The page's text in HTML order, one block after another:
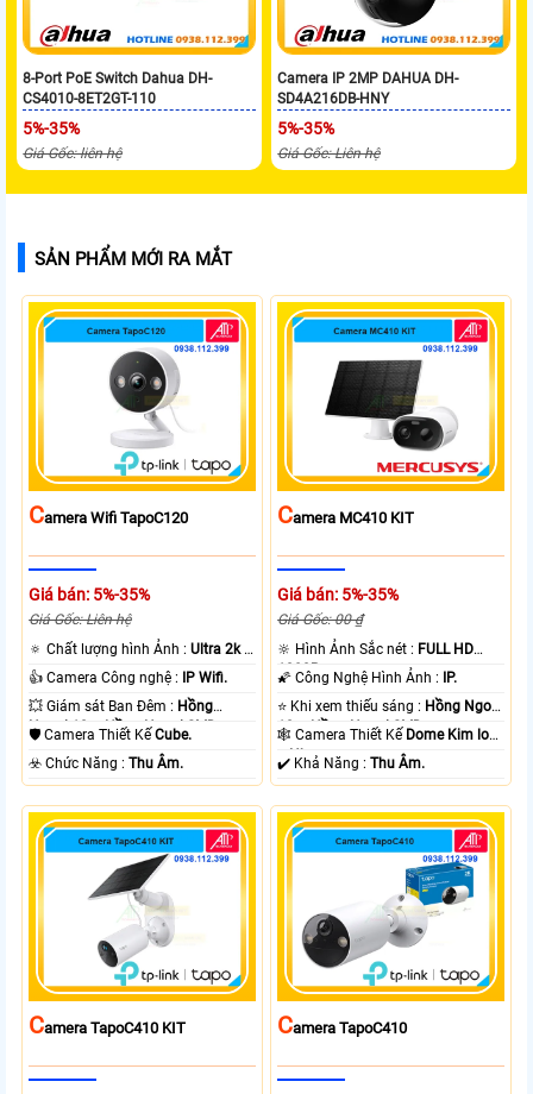
8-Port PoE Switch Dahua DH-
CS4010-8ET2GT-110
5%-35%
Giá Gốc: liên hệ
Camera IP 2MP DAHUA DH-
SD4A216DB-HNY
5%-35%
Giá Gốc: Liên hệ
SẢN PHẨM MỚI RA MẮT
CAmera Wifi TapoC120
Giá bán: 5%-35%
Giá Gốc: Liên hệ
🔅 Chất lượng hình Ảnh :Ultra 2k +
.
👍 Camera Công nghệ :
IP Wifi.
💥 Giám sát Ban Đêm : Hồng
Ngoại 10m Hồng Ngoại SMD.
🛡 Camera Thiết KếCube.
️☣️ Chức Năng :Thu Âm.
CAmera MC410 KIT
Giá bán: 5%-35%
Giá Gốc: 00 ₫
🔆 Hình Ảnh Sắc nét : FULL HD
1080P .
🌠 Công Nghệ Hình Ảnh :
IP.
⭐ Khi xem thiếu sáng : Hồng Ngoại
10m Hồng Ngoại SMD.
🕸️ Camera Thiết Kế Dome Kim loại
+ Nhựa.
️✔️ Khả Năng :Thu Âm.
CAmera TapoC410 KIT CAmera TapoC410